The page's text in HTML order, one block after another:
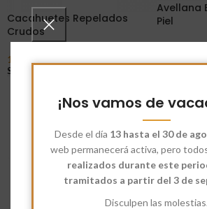
¡Nos vamos de
Desde el día 13 hasta el 30 de
web permanecerá activa, pero
realizados durante este
tramitados a partir del 3 de
Disculpen las molestias.
Avellana
Piel
6,45€-
Cacahuetes Repelados
Crudos
1,75 5,32€
Seleccionar Opciones